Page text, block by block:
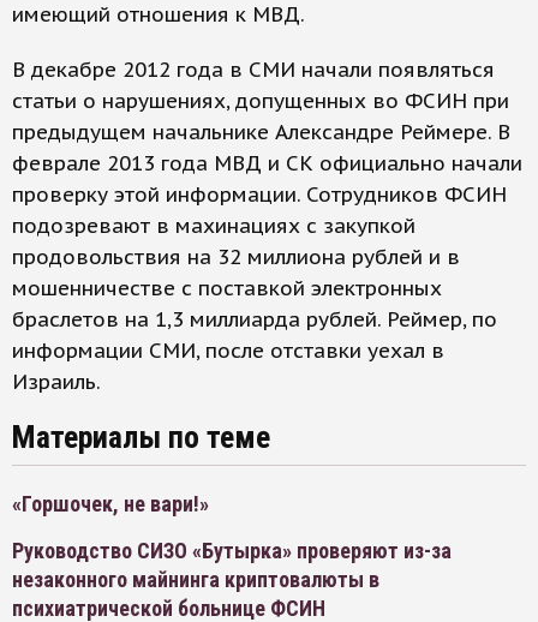
имеющий отношения к МВД.
В декабре 2012 года в СМИ начали появляться
статьи о нарушениях, допущенных во ФСИН при
предыдущем начальнике Александре Реймере. В
феврале 2013 года МВД и СК официально начали
проверку этой информации. Сотрудников ФСИН
подозревают в махинациях с закупкой
продовольствия на 32 миллиона рублей и в
мошенничестве с поставкой электронных
браслетов на 1,3 миллиарда рублей. Реймер, по
информации СМИ, после отставки уехал в
Израиль.
Материалы по теме
«Горшочек, не вари!»
Руководство СИЗО «Бутырка» проверяют из-за
незаконного майнинга криптовалюты в
психиатрической больнице ФСИН